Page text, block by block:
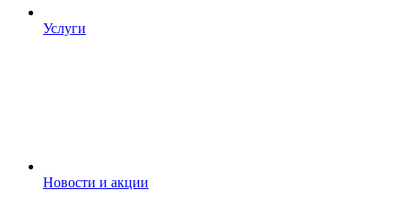
Услуги
Новости и акции